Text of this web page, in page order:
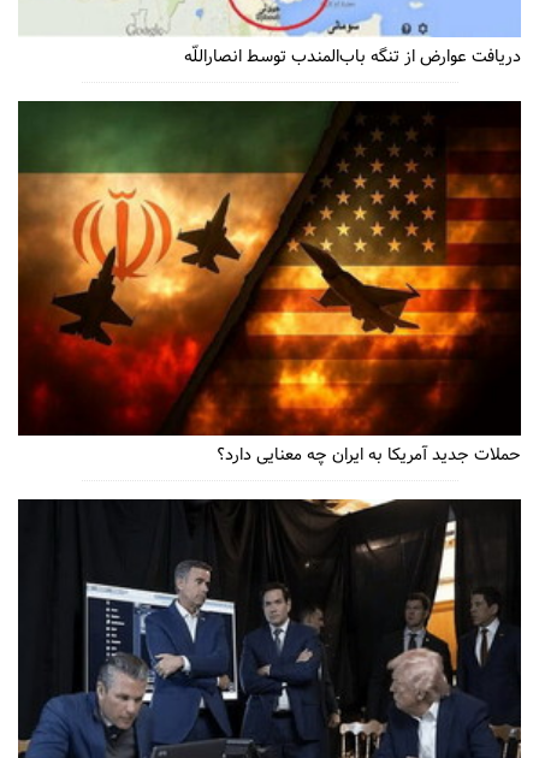
دریافت عوارض از تنگه باب‌المندب توسط انصاراللّه
حملات جدید آمریکا به ایران چه معنایی دارد؟